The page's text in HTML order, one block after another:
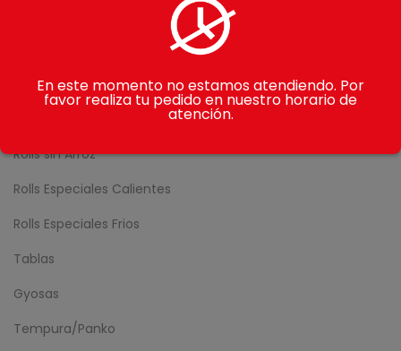
Sake Rolls
Rolls sin Arroz
Rolls Especiales Calientes
Rolls Especiales Frios
Tablas
Gyosas
Tempura/Panko
En este momento no estamos atendiendo. Por
favor realiza tu pedido en nuestro horario de
atención.